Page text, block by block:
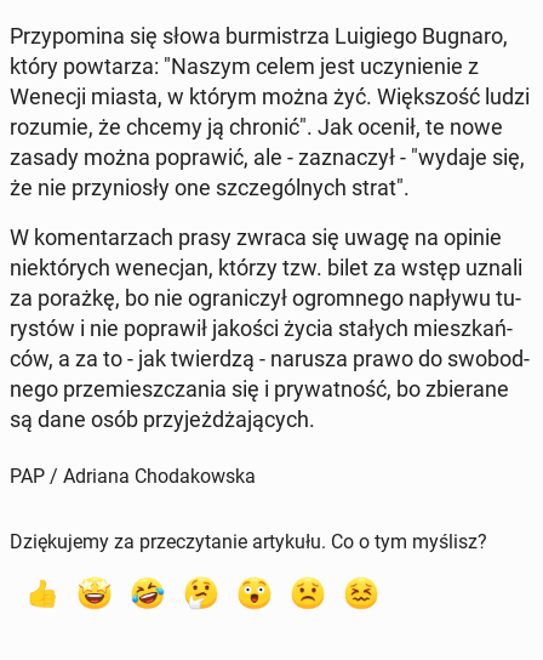
Przy­po­mi­na się słowa bur­mi­strza Lu­igie­go Bugnaro,
który po­wta­rza: "Naszym celem jest uczy­nie­nie z
Wenecji miasta, w którym można żyć. Więk­szość ludzi
rozumie, że chcemy ją chronić". Jak ocenił, te nowe
zasady można po­pra­wić, ale - za­zna­czył - "wydaje się,
że nie przy­nio­sły one szcze­gól­nych strat".
W ko­men­ta­rzach prasy zwraca się uwagę na opinie
nie­któ­rych we­ne­cjan, którzy tzw. bilet za wstęp uznali
za porażkę, bo nie ogra­ni­czył ogrom­ne­go napływu tu­
ry­stów i nie po­pra­wił jakości życia stałych miesz­kań­
ców, a za to - jak twier­dzą - narusza prawo do swo­bod­
ne­go prze­miesz­cza­nia się i pry­wat­ność, bo zbie­ra­ne
są dane osób przy­jeż­dża­ją­cych.
PAP / Adriana Chodakowska
Dziękujemy za przeczytanie artykułu. Co o tym myślisz?